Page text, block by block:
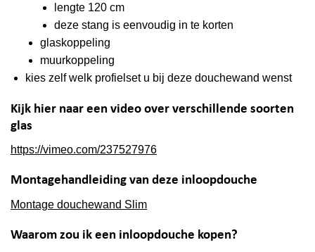
lengte 120 cm
deze stang is eenvoudig in te korten
glaskoppeling
muurkoppeling
kies zelf welk profielset u bij deze douchewand wenst
Kijk hier naar een video over verschillende soorten
glas
https://vimeo.com/237527976
Montagehandleiding van deze inloopdouche
Montage douchewand Slim
Waarom zou ik een inloopdouche kopen?